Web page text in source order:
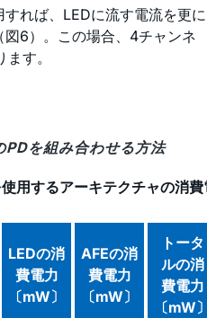
れば、LEDに流す電流を更に
6）。この場合、4チャンネ
す。
を組み合わせる方法
用するアーキテクチャの消費
LEDの消
費電力
〔mW〕
AFEの消
費電力
〔mW〕
トータ
ルの消
費電力
〔mW